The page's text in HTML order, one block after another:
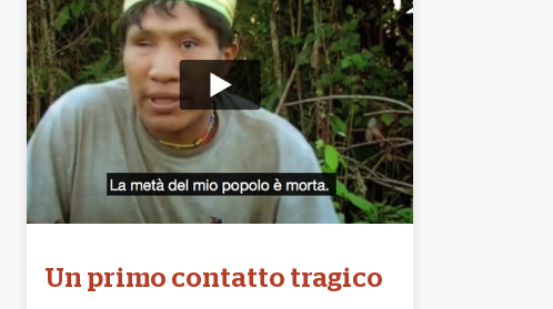
Un primo contatto tragico